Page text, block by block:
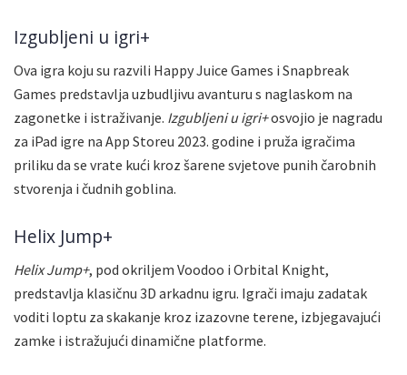
Izgubljeni u igri+
Ova igra koju su razvili Happy Juice Games i Snapbreak
Games predstavlja uzbudljivu avanturu s naglaskom na
zagonetke i istraživanje. Izgubljeni u igri+osvojio je nagradu
za iPad igre na App Storeu 2023. godine i pruža igračima
priliku da se vrate kući kroz šarene svjetove punih čarobnih
stvorenja i čudnih goblina.
Helix Jump+
Helix Jump+, pod okriljem Voodoo i Orbital Knight,
predstavlja klasičnu 3D arkadnu igru. Igrači imaju zadatak
voditi loptu za skakanje kroz izazovne terene, izbjegavajući
zamke i istražujući dinamične platforme.